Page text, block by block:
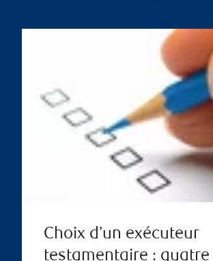
Choix d’un exécuteur
testamentaire : quatre